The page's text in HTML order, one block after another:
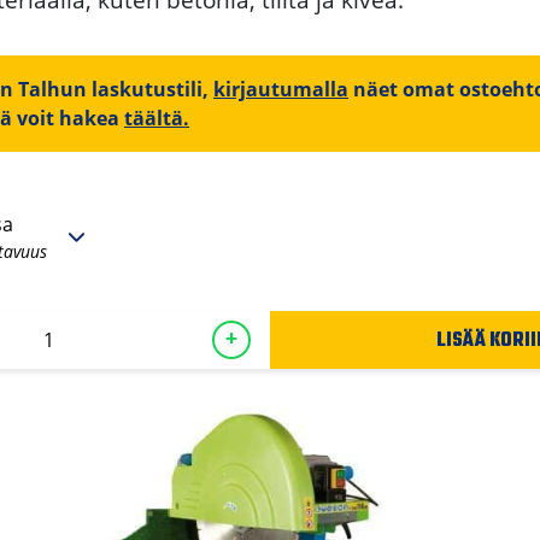
Talhun laskutustili, kirjautumalla näet omat
voit hakea täältä.
+ LISÄÄ